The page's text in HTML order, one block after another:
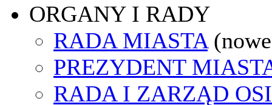
ORGANY I RADY
RADA MIASTA
PREZYDENT
RADA I ZARZĄD